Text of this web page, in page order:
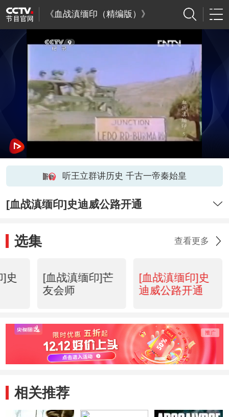
《血战滇缅印（精编版）》
听王立群讲历史 千古一帝秦始皇
[血战滇缅印]史迪威公路开通
选集 查看更多
]史
[血战滇缅印]芒
友会师
[血战滇缅印]史
迪威公路开通
相关推荐